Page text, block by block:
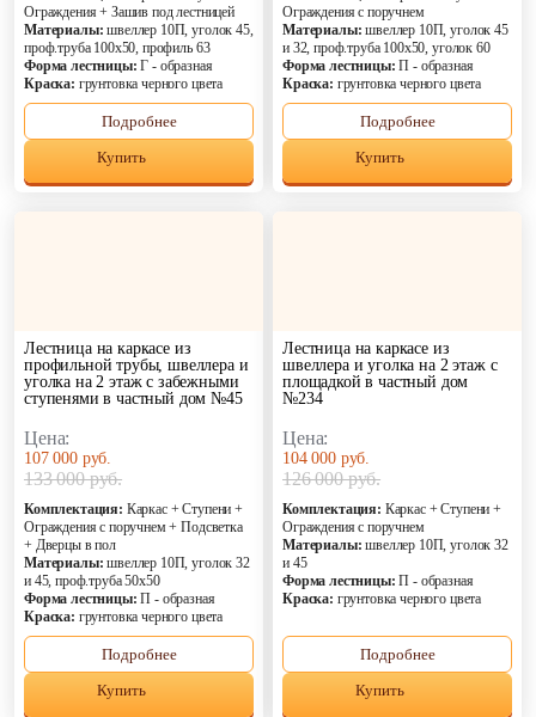
Ограждения + Зашив под лестницей
Материалы: швеллер 10П, уголок 45,
проф.труба 100х50, профиль 63
Форма лестницы: Г - образная
Краска: грунтовка черного цвета
Подробнее
Купить
Ограждения с поручнем
Материалы: швеллер 10П, уголок 45
и 32, проф.труба 100х50, уголок 60
Форма лестницы: П - образная
Краска: грунтовка черного цвета
Подробнее
Купить
Лестница на каркасе из
профильной трубы, швеллера и
уголка на 2 этаж с забежными
ступенями в частный дом №45
Цена:
107 000 руб.
133 000 руб.
Комплектация: Каркас + Ступени +
Ограждения с поручнем + Подсветка
+ Дверцы в пол
Материалы: швеллер 10П, уголок 32
и 45, проф.труба 50х50
Форма лестницы: П - образная
Краска: грунтовка черного цвета
Подробнее
Купить
Лестница на каркасе из
швеллера и уголка на 2 этаж с
площадкой в частный дом
№234
Цена:
104 000 руб.
126 000 руб.
Комплектация: Каркас + Ступени +
Ограждения с поручнем
Материалы: швеллер 10П, уголок 32
и 45
Форма лестницы: П - образная
Краска: грунтовка черного цвета
Подробнее
Купить